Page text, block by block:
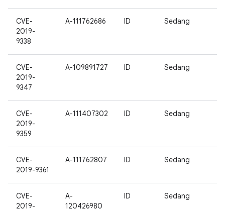
CVE-
2019-
9338
A-111762686 ID Sedang
CVE-
2019-
9347
A-109891727 ID Sedang
CVE-
2019-
9359
A-111407302 ID Sedang
CVE-
2019-9361
A-111762807 ID Sedang
CVE-
2019-
A-
120426980
ID Sedang